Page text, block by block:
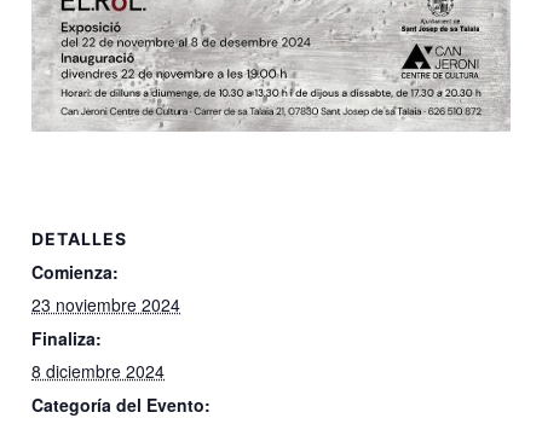
DETALLES
Comienza:
23 noviembre 2024
Finaliza:
8 diciembre 2024
Categoría del Evento: